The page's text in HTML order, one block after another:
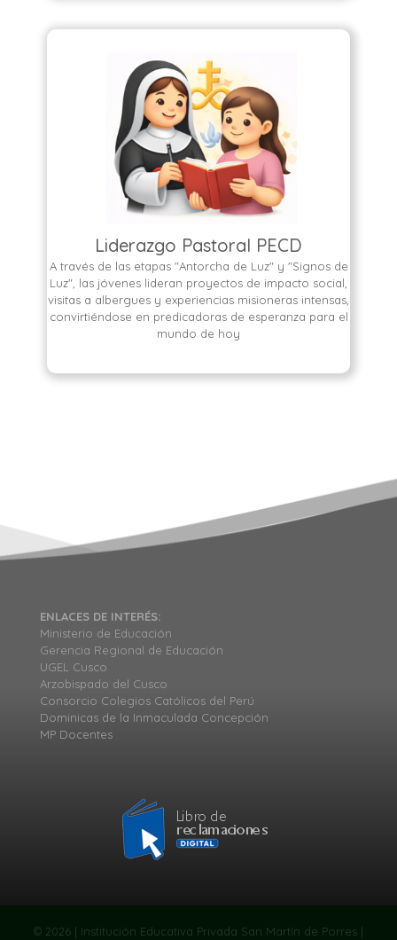
Liderazgo Pastoral PECD
A través de las etapas "Antorcha de Luz" y "Signos de
Luz", las jóvenes lideran proyectos de impacto social,
visitas a albergues y experiencias misioneras intensas,
convirtiéndose en predicadoras de esperanza para el
mundo de hoy
ENLACES DE INTERÉS:
Ministerio de Educación
Gerencia Regional de Educación
UGEL Cusco
Arzobispado del Cusco
Consorcio Colegios Católicos del Perú
Dominicas de la Inmaculada Concepción
MP Docentes
© 2026 | Institución Educativa Privada San Martín de Porres |